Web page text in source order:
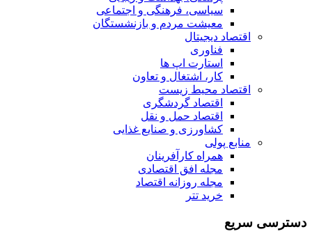
سیاسی، فرهنگی و اجتماعی
معیشت مردم و بازنشستگان
اقتصاد دیجیتال
فناوری
استارت اپ ها
کار، اشتغال و تعاون
اقتصاد محیط زیست
اقتصاد گردشگری
اقتصاد حمل و نقل
کشاورزی و صنایع غذایی
منابع پولی
همراه کارآفرینان
مجله افق اقتصادی
مجله روزانه اقتصاد
خرید تتر
دسترسی سریع